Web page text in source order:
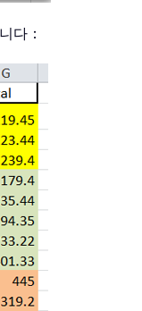
다：